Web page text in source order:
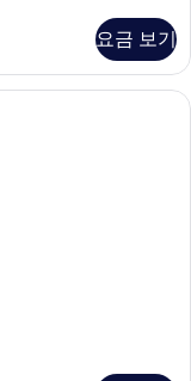
요금 보기
실 내 금고, 암막 커튼, 무